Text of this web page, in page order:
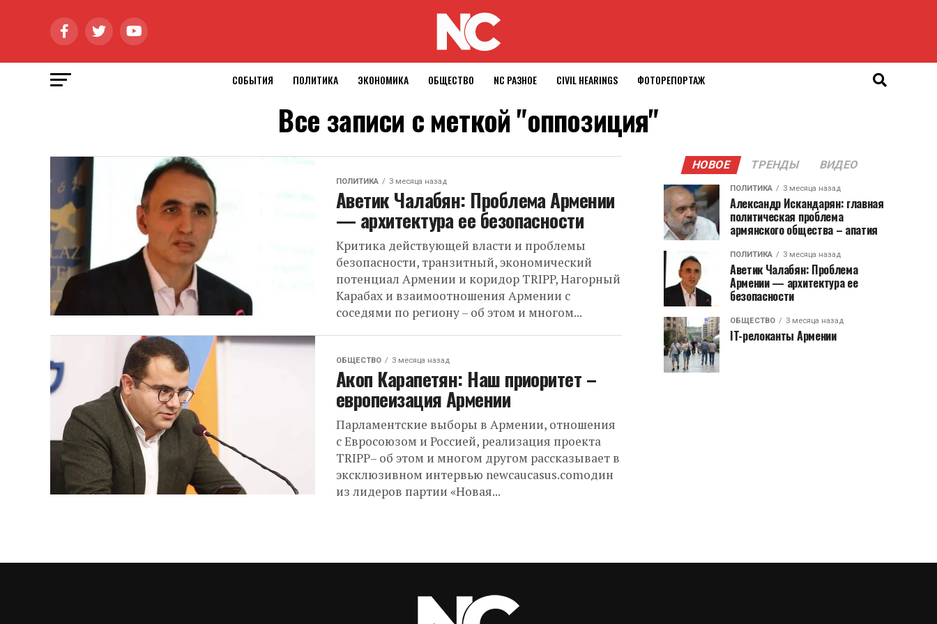
СОБЫТИЯ ПОЛИТИКА ЭКОНОМИКА ОБЩЕСТВО NC РАЗНОЕ CIVIL HEARINGS ФОТОРЕПОРТАЖ
Все записи с меткой "оппозиция"
ПОЛИТИКА 3 месяца назад
Аветик Чалабян: Проблема Армении
— архитектура ее безопасности
Критика действующей власти и проблемы
безопасности, транзитный, экономический
потенциал Армении и коридор TRIPP, Нагорный
Карабах и взаимоотношения Армении с
соседями по региону – об этом и многом...
ОБЩЕСТВО 3 месяца назад
Акоп Карапетян: Наш приоритет –
европеизация Армении
Парламентские выборы в Армении, отношения
с Евросоюзом и Россией, реализация проекта
TRIPP– об этом и многом другом рассказывает в
эксклюзивном интервью newcaucasus.comодин
из лидеров партии «Новая...
НОВОЕ ТРЕНДЫ ВИДЕО
ПОЛИТИКА 3 месяца назад
Александр Искандарян: главная
политическая проблема
армянского общества – апатия
ПОЛИТИКА 3 месяца назад
Аветик Чалабян: Проблема
Армении — архитектура ее
безопасности
ОБЩЕСТВО 3 месяца назад
IT-релоканты Армении